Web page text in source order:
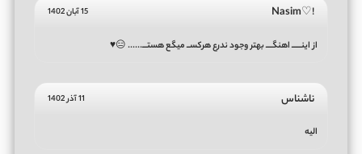
!♡Nasim 15 آبان 1402
از اینــــــ اهنگــــ بهتر وجود ندرع هرکســ میگع هستـــ...... 😑♥
ناشناس 11 آذر 1402
الیه